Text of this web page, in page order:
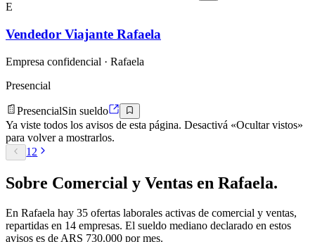
E
Vendedor Viajante Rafaela
Empresa confidencial · Rafaela
Presencial
PresencialSin sueldo
Ya viste todos los avisos de esta página. Desactivá «Ocultar vistos»
para volver a mostrarlos.
12
Sobre Comercial y Ventas en Rafaela.
En Rafaela hay 35 ofertas laborales activas de comercial y ventas,
repartidas en 14 empresas. El sueldo mediano declarado en estos
avisos es de ARS 730.000 por mes.